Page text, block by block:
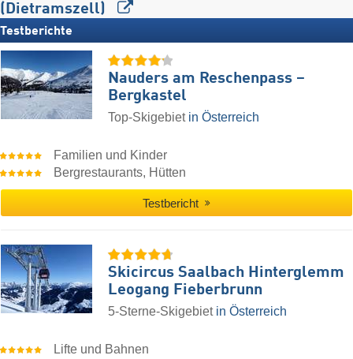
(Dietramszell)
Testberichte
Nauders am Reschenpass –
Bergkastel
Top-Skigebiet in Österreich
Familien und Kinder
Bergrestaurants, Hütten
Testbericht
Skicircus Saalbach Hinterglemm
Leogang Fieberbrunn
5-Sterne-Skigebiet in Österreich
Lifte und Bahnen